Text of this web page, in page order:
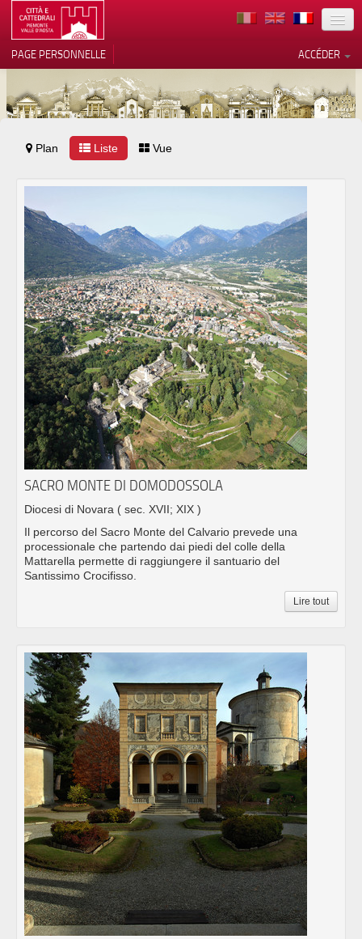
TERRITOIRE
ARCHITECTURE
MUSÉES
EVÉNEMENTS
ACCUEIL
BÉNÉVOLES
CONTACTS
PRESS
ACCÉDER
PAGE PERSONNELLE
Plan Liste Vue
SACRO MONTE DI DOMODOSSOLA
Diocesi di Novara ( sec. XVII; XIX )
Il percorso del Sacro Monte del Calvario prevede una
processionale che partendo dai piedi del colle della
Mattarella permette di raggiungere il santuario del
Santissimo Crocifisso.
Lire tout
Notification lors de la collecte
Vos choix en matière de